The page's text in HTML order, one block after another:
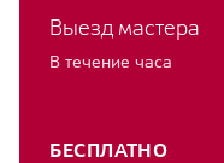
Выезд мастера
В течение часа
БЕСПЛАТНО